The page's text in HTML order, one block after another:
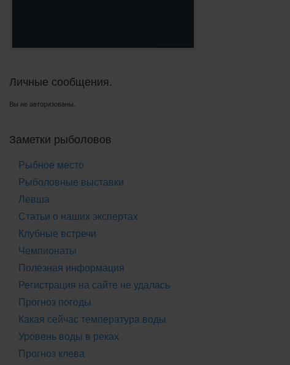
Личные сообщения.
Вы не авторизованы.
Заметки рыболовов
Рыбное место
Рыболовные выставки
Левша
Статьи о наших экспертах
Клубные встречи
Чемпионаты
Полезная информация
Регистрация на сайте не удалась
Прогноз погоды
Какая сейчас температура воды
Уровень воды в реках
Прогноз клева